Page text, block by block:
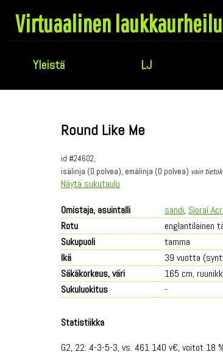
Virtuaalinen
Yleistä LJ
Round Like Me
id #24602,
isälinja (0 polvea), emälinja (0 polvea) vain
Näytä sukutaulu
Omistaja, asuintalli sandi, Síoraí
Rotu
englantilainen
Sukupuoli
tamma
Ikä
39 vuotta
Säkäkorkeus, väri
165 cm,
Sukuluokitus
-
Statistiikka
G2, 22: 4-3-5-3, vs. 461 140 v€, voitot 18